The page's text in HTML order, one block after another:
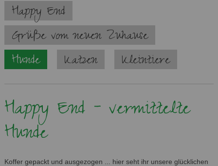
Navigation
überspringen
Happy End
Grüße vom neuen Zuhause
Hunde
Katzen Kleintiere
Happy End - vermittelte
Hunde
Koffer gepackt und ausgezogen ... hier seht ihr unsere glücklichen